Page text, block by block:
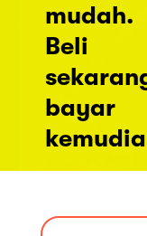
mudah.
Beli
bayar